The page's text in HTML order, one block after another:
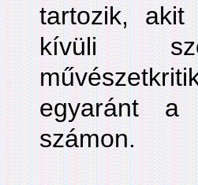
tartozik, akit
kívüli
egyaránt a
számon.